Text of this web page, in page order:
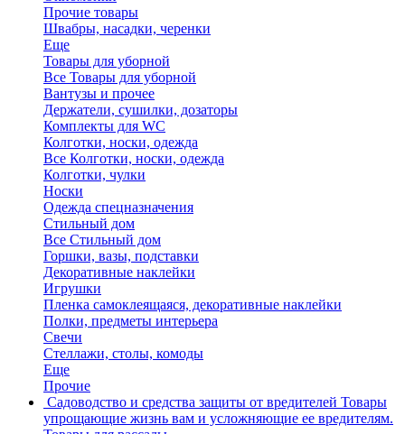
Прочие товары
Швабры, насадки, черенки
Еще
Товары для уборной
Все Товары для уборной
Вантузы и прочее
Держатели, сушилки, дозаторы
Комплекты для WC
Колготки, носки, одежда
Все Колготки, носки, одежда
Колготки, чулки
Носки
Одежда спецназначения
Стильный дом
Все Стильный дом
Горшки, вазы, подставки
Декоративные наклейки
Игрушки
Пленка самоклеящаяся, декоративные наклейки
Полки, предметы интерьера
Свечи
Стеллажи, столы, комоды
Еще
Прочие
Садоводство и средства защиты от вредителей Товары
упрощающие жизнь вам и усложняющие ее вредителям.